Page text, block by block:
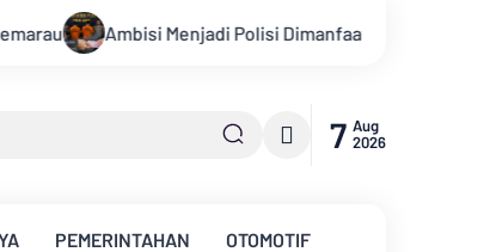
Oknum, Dua Anggota Polda Jambi Diduga
7 Aug
2026
PEMERINTAHAN OTOMOTIF